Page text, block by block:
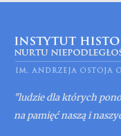
"ludzie dla których
na pamięć naszą i